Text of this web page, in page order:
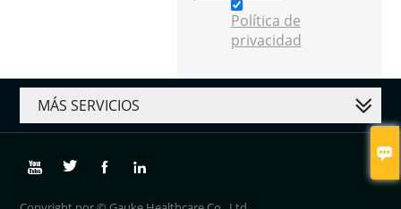

Política de
privacidad
MÁS SERVICIOS
   